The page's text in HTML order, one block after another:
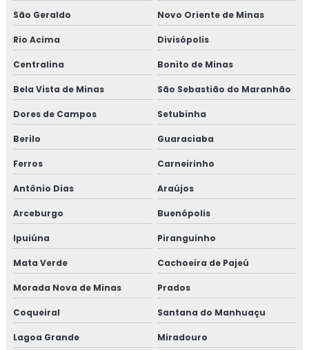
São Geraldo Novo Oriente de Minas
Rio Acima Divisópolis
Centralina Bonito de Minas
Bela Vista de Minas São Sebastião do Maranhão
Dores de Campos Setubinha
Berilo Guaraciaba
Ferros Carneirinho
Antônio Dias Araújos
Arceburgo Buenópolis
Ipuiúna Piranguinho
Mata Verde Cachoeira de Pajeú
Morada Nova de Minas Prados
Coqueiral Santana do Manhuaçu
Lagoa Grande Miradouro